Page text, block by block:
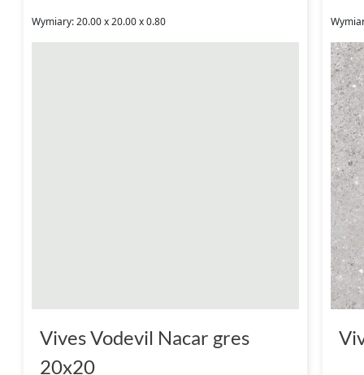
Wymiary: 20.00 x 20.00 x 0.80
Vives Vodevil Nacar gres
20x20